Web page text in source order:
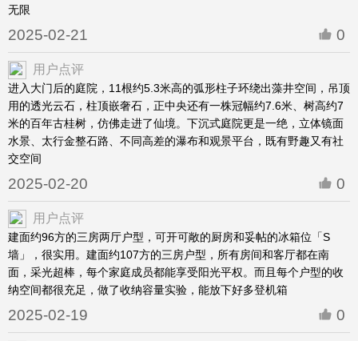
无限
2025-02-21 0
用户点评
进入大门后的庭院，11根约5.3米高的弧形柱子环绕出藻井空间，吊顶
用的透光云石，柱顶嵌奢石，正中央还有一株冠幅约7.6米、树高约7
米的百年古桂树，仿佛走进了仙境。下沉式庭院更是一绝，立体镜面
水景、太行金整石路、不同高差的瀑布和观景平台，既有野趣又有社
交空间
2025-02-20 0
用户点评
建面约96方的三房两厅户型，可开可敞的厨房和妥帖的冰箱位「S
墙」，很实用。建面约107方的三房户型，所有房间和客厅都在南
面，采光超棒，每个家庭成员都能享受阳光平权。而且每个户型的收
纳空间都很充足，做了收纳容量实验，能放下好多登机箱
2025-02-19 0